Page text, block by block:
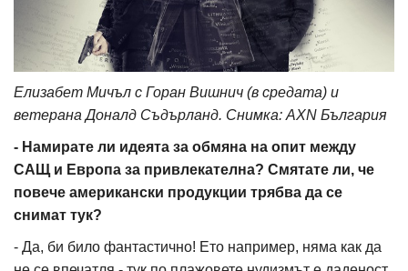
Елизабет Мичъл с Горан Вишнич (в средата) и
ветерана Доналд Съдърланд. Снимка: AXN България
- Намирате ли идеята за обмяна на опит между
САЩ и Европа за привлекателна? Смятате ли, че
повече американски продукции трябва да се
снимат тук?
- Да, би било фантастично! Ето например, няма как да